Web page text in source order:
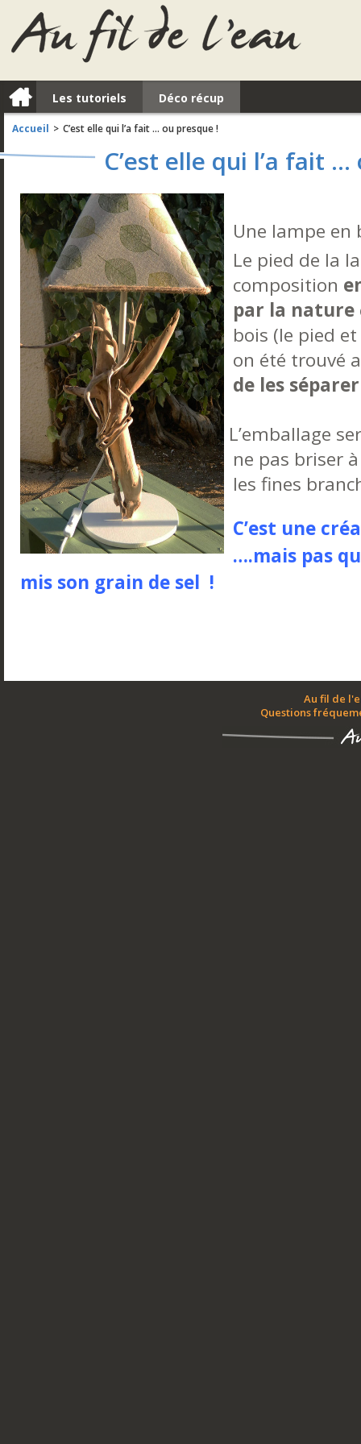
a Les tutoriels Déco récup
Accueil > C’est elle qui l’a fait … ou presque !
C’est elle qui l’a fait
Une lampe
Le pied de la
composition
par la nature
bois (le pied
on été trouvé
de les séparer
L’emballage
ne pas briser
les fines
C’est une
….mais pas
mis son grain de sel !
Au fil de
Questions